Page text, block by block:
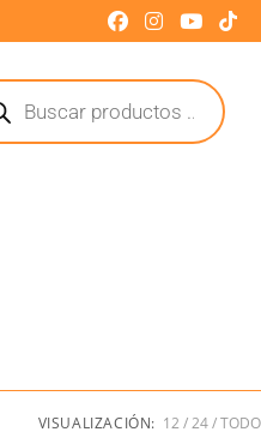
VISUALIZACIÓN: 12 24 TODO